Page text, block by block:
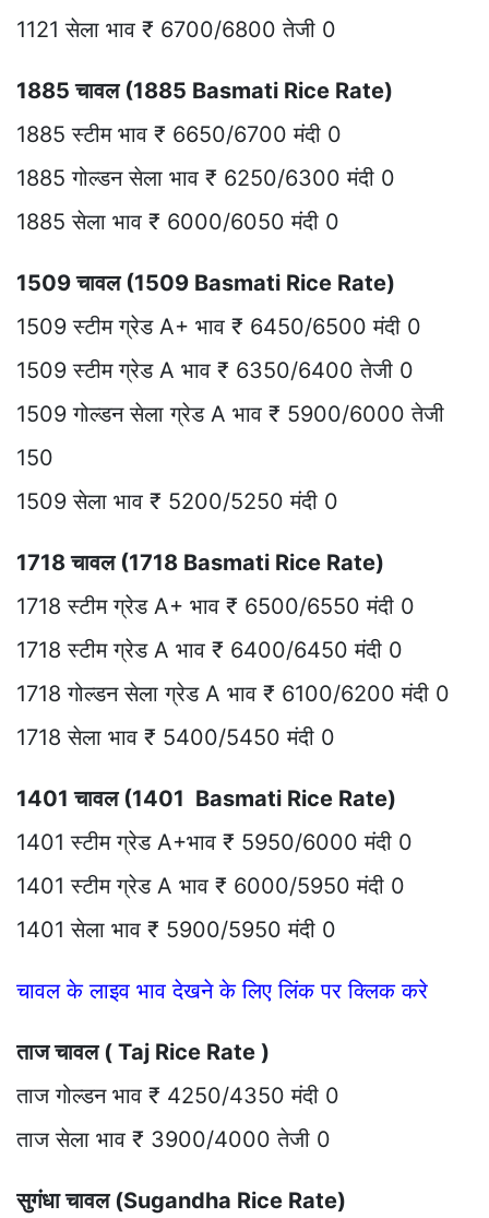
1121 सेला भाव ₹ 6700/6800 तेजी 0
1885 चावल (1885 Basmati Rice Rate)
1885 स्टीम भाव ₹ 6650/6700 मंदी 0
1885 गोल्डन सेला भाव ₹ 6250/6300 मंदी 0
1885 सेला भाव ₹ 6000/6050 मंदी 0
1509 चावल (1509 Basmati Rice Rate)
1509 स्टीम ग्रेड A+ भाव ₹ 6450/6500 मंदी 0
1509 स्टीम ग्रेड A भाव ₹ 6350/6400 तेजी 0
1509 गोल्डन सेला ग्रेड A भाव ₹ 5900/6000 तेजी
150
1509 सेला भाव ₹ 5200/5250 मंदी 0
1718 चावल (1718 Basmati Rice Rate)
1718 स्टीम ग्रेड A+ भाव ₹ 6500/6550 मंदी 0
1718 स्टीम ग्रेड A भाव ₹ 6400/6450 मंदी 0
1718 गोल्डन सेला ग्रेड A भाव ₹ 6100/6200 मंदी 0
1718 सेला भाव ₹ 5400/5450 मंदी 0
1401 चावल (1401 Basmati Rice Rate)
1401 स्टीम ग्रेड A+भाव ₹ 5950/6000 मंदी 0
1401 स्टीम ग्रेड A भाव ₹ 6000/5950 मंदी 0
1401 सेला भाव ₹ 5900/5950 मंदी 0
चावल के लाइव भाव देखने के लिए लिंक पर क्लिक करे
ताज चावल ( Taj Rice Rate )
ताज गोल्डन भाव ₹ 4250/4350 मंदी 0
ताज सेला भाव ₹ 3900/4000 तेजी 0
सुगंधा चावल (Sugandha Rice Rate)